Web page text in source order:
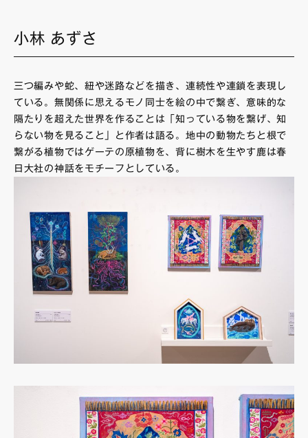
小林 あずさ
三つ編みや蛇、紐や迷路などを描き、連続性や連鎖を表現し
ている。無関係に思えるモノ同士を絵の中で繋ぎ、意味的な
隔たりを超えた世界を作ることは「知っている物を繋げ、知
らない物を見ること」と作者は語る。地中の動物たちと根で
繋がる植物ではゲーテの原植物を、背に樹木を生やす鹿は春
日大社の神話をモチーフとしている。